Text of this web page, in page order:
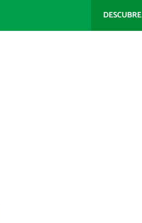
DESCUBRE